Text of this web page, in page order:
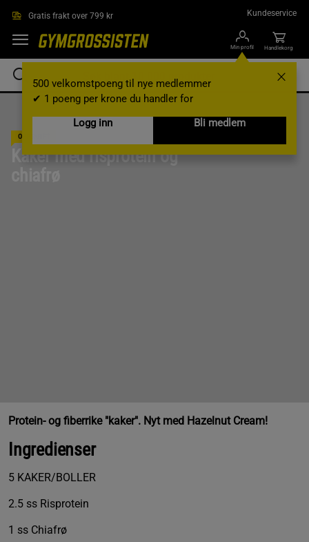
Gratis frakt over 799 kr Kundeservice
Min profil
500 velkomstpoeng til nye medlemmer
✔ 1 poeng per krone du handler for
Logg inn
Bli medlem
Handlekorg
OPPSKRIFT
Kaker med risprotein og
Protein- og fiberrike "kaker". Nyt med Hazelnut Cream!
Ingredienser
5 KAKER/BOLLER
2.5 ss Risprotein
1 ss Chiafrø